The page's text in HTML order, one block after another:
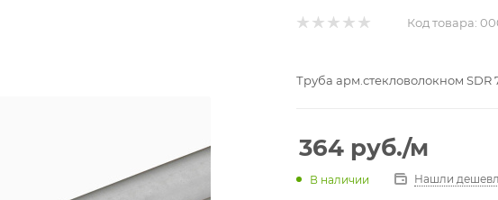
Код товара:
Труба арм.стекловолокном
364 руб./м
В наличии Нашли